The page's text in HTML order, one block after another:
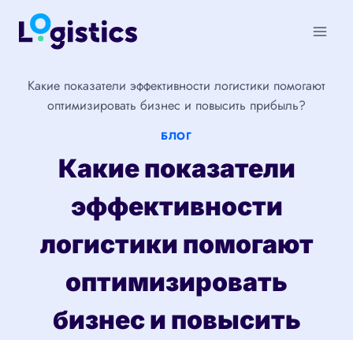
Перейти
Какие показатели эффективности логистики помогают
оптимизировать бизнес и повысить прибыль?
БЛОГ
Какие показатели
эффективности
логистики помогают
оптимизировать
бизнес и повысить